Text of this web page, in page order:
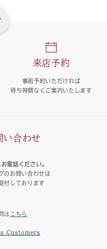
い合わせ
電話ください。
のお問い合わせは
付しております
来店予約
事前予約いただければ
待ち時間なくご案内いたします
は こちら
Customers